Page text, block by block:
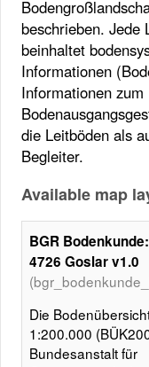
beschrieben. Jede
beinhaltet
Informationen
Informationen zum
die Leitböden als
Begleiter.
Available map
BGR
4726 Goslar v1.0
Die
1:200.000
Bundesanstalt für